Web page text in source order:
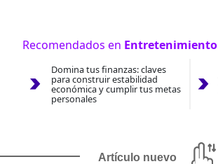
Recomendados en Entretenimiento
Domina tus finanzas: claves
para construir estabilidad
económica y cumplir tus metas
personales
Artículo nuevo